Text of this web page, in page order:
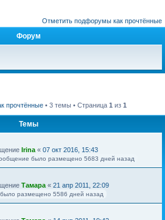
Отметить подфорумы как прочтённые
Форум
прочтённые• 3 темы • Страница 1 из 1
Темы
Irina « 07 окт 2016, 15:43
было размещено 5683 дней назад
Тамара « 21 апр 2011, 22:09
размещено 5586 дней назад